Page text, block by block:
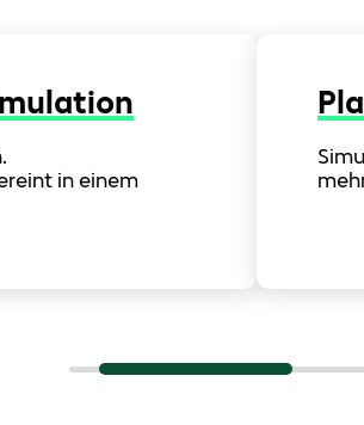
in einem